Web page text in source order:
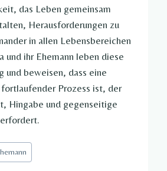
das Leben gemeinsam
Herausforderungen zu
in allen Lebensbereichen
und ihr Ehemann leben diese
und beweisen, dass eine
Prozess ist, der
Hingabe und gegenseitige